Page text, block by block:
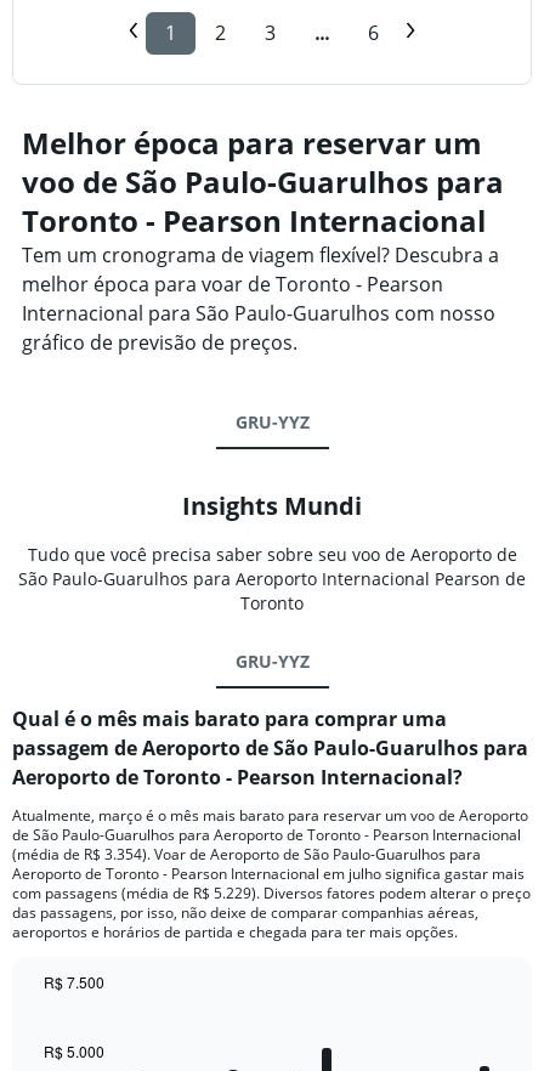
1 2 3 ... 6
Melhor época para reservar um
voo de São Paulo-Guarulhos para
Toronto - Pearson Internacional
Tem um cronograma de viagem flexível? Descubra a
melhor época para voar de Toronto - Pearson
Internacional para São Paulo-Guarulhos com nosso
gráfico de previsão de preços.
GRU-YYZ
Insights Mundi
Tudo que você precisa saber sobre seu voo de Aeroporto de
São Paulo-Guarulhos para Aeroporto Internacional Pearson de
Toronto
GRU-YYZ
Qual é o mês mais barato para comprar uma
passagem de Aeroporto de São Paulo-Guarulhos para
Aeroporto de Toronto - Pearson Internacional?
Atualmente, março é o mês mais barato para reservar um voo de Aeroporto
de São Paulo-Guarulhos para Aeroporto de Toronto - Pearson Internacional
(média de R$ 3.354). Voar de Aeroporto de São Paulo-Guarulhos para
Aeroporto de Toronto - Pearson Internacional em julho significa gastar mais
com passagens (média de R$ 5.229). Diversos fatores podem alterar o preço
das passagens, por isso, não deixe de comparar companhias aéreas,
aeroportos e horários de partida e chegada para ter mais opções.
with
R$ 5.000
R$ 7.500